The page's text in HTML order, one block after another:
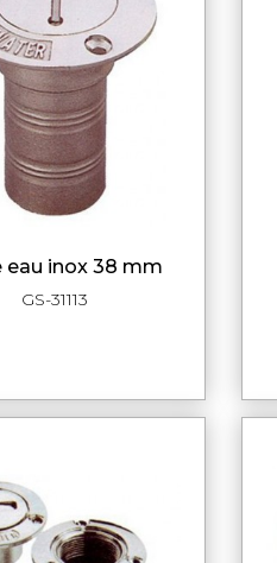
APERÇU RAPIDE
eau inox 38 mm
GS-31113